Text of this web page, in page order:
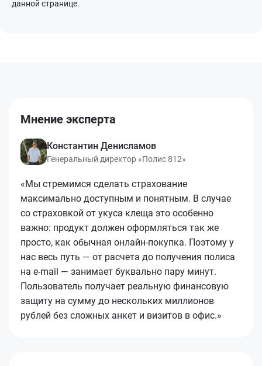
данной странице.
Мнение эксперта
Константин Денисламов
Генеральный директор «Полис 812»
«Мы стремимся сделать страхование
максимально доступным и понятным. В случае
со страховкой от укуса клеща это особенно
важно: продукт должен оформляться так же
просто, как обычная онлайн-покупка. Поэтому у
нас весь путь — от расчета до получения полиса
на e-mail — занимает буквально пару минут.
Пользователь получает реальную финансовую
защиту на сумму до нескольких миллионов
рублей без сложных анкет и визитов в офис.»